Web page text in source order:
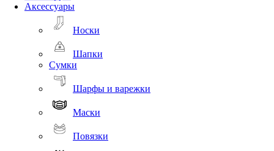
Аксессуары
Носки
Шапки
Сумки
Шарфы и варежки
Маски
Повязки